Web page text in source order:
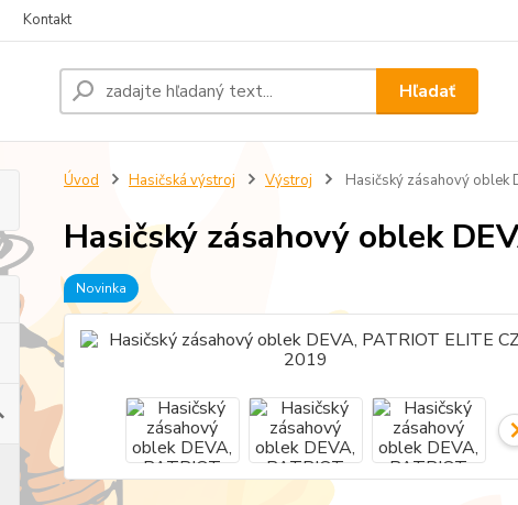
Kontakt
Hľadať
Úvod Hasičská výstroj Výstroj Hasičský zásahový oblek
Hasičský zásahový oblek
Novinka